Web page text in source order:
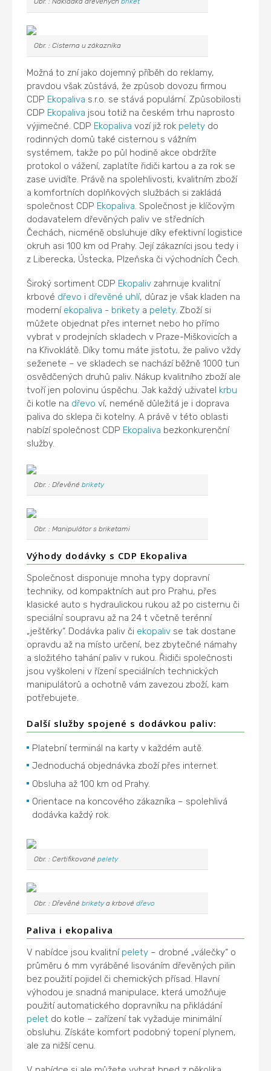
Obr. : Cisterna u zákazníka
Možná to zní jako dojemný příběh do reklamy,
pravdou však zůstává, že způsob dovozu firmou
CDP Ekopaliva s.r.o. se stává populární. Způsobilosti
CDP Ekopaliva jsou totiž na českém trhu naprosto
výjimečné. CDP Ekopaliva vozí již rok pelety do
rodinných domů také cisternou s vážním
systémem, takže po půl hodině akce obdržíte
protokol o vážení, zaplatíte řidiči kartou a za rok se
zase uvidíte. Právě na spolehlivosti, kvalitním zboží
a komfortních doplňkových službách si zakládá
společnost CDP Ekopaliva . Společnost je klíčovým
dodavatelem dřevěných paliv ve středních
Čechách, nicméně obsluhuje díky efektivní logistice
okruh asi 100 km od Prahy. Její zákazníci jsou tedy i
z Liberecka, Ústecka, Plzeňska či východních Čech.
Široký sortiment CDP Ekopaliv zahrnuje kvalitní
krbové dřevo i dřevěné uhlí, důraz je však kladen na
moderní ekopaliva - brikety a pelety. Zboží si
můžete objednat přes internet nebo ho přímo
vybrat v prodejních skladech v Praze-Miškovicích a
na Křivoklátě. Díky tomu máte jistotu, že palivo vždy
seženete – ve skladech se nachází běžně 1000 tun
osvědčených druhů paliv. Nákup kvalitního zboží ale
tvoří jen polovinu úspěchu. Jak každý uživatel krbu
či kotle na dřevo ví, neméně důležitá je i doprava
paliva do sklepa či kotelny. A právě v této oblasti
nabízí společnost CDP Ekopaliva bezkonkurenční
služby.
Obr. : Dřevěnébrikety
Obr. : Manipulátor s briketami
Výhody dodávky s CDP Ekopaliva
Společnost disponuje mnoha typy dopravní
techniky, od kompaktních aut pro Prahu, přes
klasické auto s hydraulickou rukou až po cisternu či
speciální soupravu až na 24 t včetně terénní
„ještěrky“. Dodávka paliv či ekopaliv se tak dostane
opravdu až na místo určení, bez zbytečné námahy
a složitého tahání paliv v rukou. Řidiči společnosti
jsou vyškoleni v řízení speciálních technických
manipulátorů a ochotně vám zavezou zboží, kam
potřebujete.
Další služby spojené s dodávkou paliv:
Platební terminál na karty v každém autě.
Jednoduchá objednávka zboží přes internet.
Obsluha až 100 km od Prahy.
Orientace na koncového zákazníka – spolehlivá
dodávka každý rok.
Obr. : Certifikovanépelety
Obr. : Dřevěnébriketya krbovédřevo
Paliva i ekopaliva
V nabídce jsou kvalitní pelety – drobné „válečky“ o
průměru 6 mm vyráběné lisováním dřevěných pilin
bez použití pojidel či chemických přísad. Hlavní
výhodou je snadná manipulace, která umožňuje
použití automatického dopravníku na přikládání
pelet do kotle – zařízení tak vyžaduje minimální
obsluhu. Získáte komfort podobný topení plynem,
ale za nižší cenu.